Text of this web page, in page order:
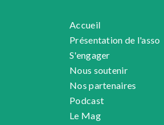
Accueil
Présentation de l'asso
S'engager
Nous soutenir
Nos partenaires
Podcast
Le Mag